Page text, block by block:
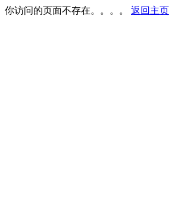
你访问的页面不存在。。。。 返回主页